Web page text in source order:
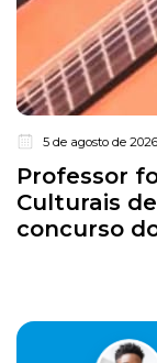
5 de agosto de 2026
Professor
Culturais
concurso